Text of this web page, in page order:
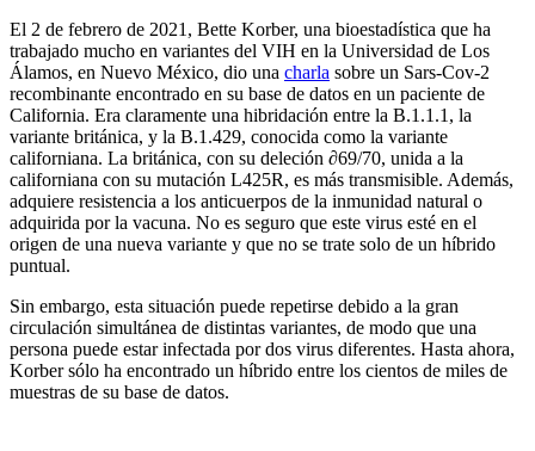
El 2 de febrero de 2021, Bette Korber, una bioestadística que ha
trabajado mucho en variantes del VIH en la Universidad de Los
Álamos, en Nuevo México, dio una charla sobre un Sars-Cov-2
recombinante encontrado en su base de datos en un paciente de
California. Era claramente una hibridación entre la B.1.1.1, la
variante británica, y la B.1.429, conocida como la variante
californiana. La británica, con su deleción ∂69/70, unida a la
californiana con su mutación L425R, es más transmisible. Además,
adquiere resistencia a los anticuerpos de la inmunidad natural o
adquirida por la vacuna. No es seguro que este virus esté en el
origen de una nueva variante y que no se trate solo de un híbrido
puntual.
Sin embargo, esta situación puede repetirse debido a la gran
circulación simultánea de distintas variantes, de modo que una
persona puede estar infectada por dos virus diferentes. Hasta ahora,
Korber sólo ha encontrado un híbrido entre los cientos de miles de
muestras de su base de datos.